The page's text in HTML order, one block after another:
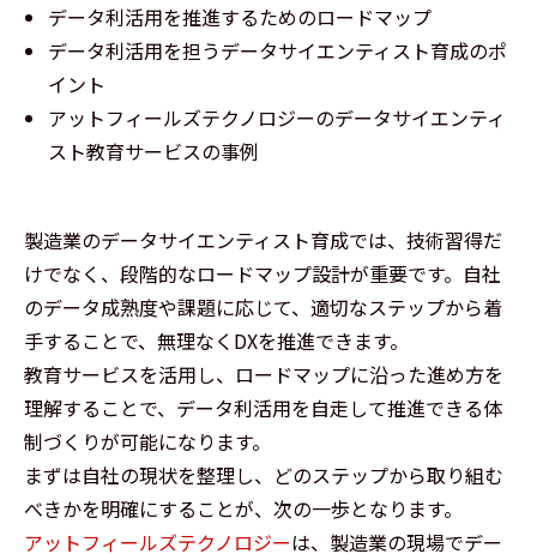
データ利活用を推進するためのロードマップ
データ利活用を担うデータサイエンティスト育成のポ
イント
アットフィールズテクノロジーのデータサイエンティ
スト教育サービスの事例
製造業のデータサイエンティスト育成では、技術習得だ
けでなく、段階的なロードマップ設計が重要です。自社
のデータ成熟度や課題に応じて、適切なステップから着
手することで、無理なくDXを推進できます。
教育サービスを活用し、ロードマップに沿った進め方を
理解することで、データ利活用を自走して推進できる体
制づくりが可能になります。
まずは自社の現状を整理し、どのステップから取り組む
べきかを明確にすることが、次の一歩となります。
アットフィールズテクノロジーは、製造業の現場でデー